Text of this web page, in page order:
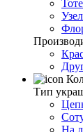
Тип
На